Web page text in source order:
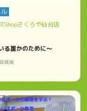
Shopさくらや仙台店
る誰かのために～
宮城県